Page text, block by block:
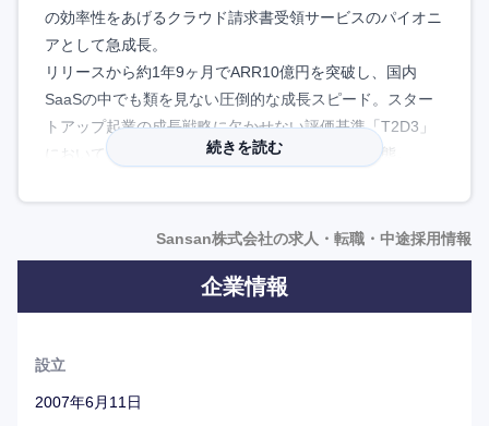
の効率性をあげるクラウド請求書受領サービスのパイオニ
アとして急成長。
リリースから約1年9ヶ月でARR10億円を突破し、国内
SaaSの中でも類を見ない圧倒的な成長スピード。スター
トアップ起業の成長戦略に欠かせない評価基準「T2D3」
においても、日本のマーケットではトップ独走状態。
ソフトと思われがちだが、企業データベースと接点データ
ベースを組み合わせてビジネスチャンスを創出する営業
DXサービスとして発展を遂げている。
国内最大級の企業情報データベースを保有する帝国データ
など、なくてはならないサービスとして進化を続けてい
る。
続きを読む
Sansan株式会社の求人・転職・中途採用情報
企業情報
設立
2007年6月11日